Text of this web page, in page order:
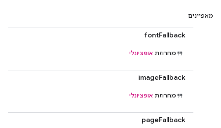
מאפיינים
fontFallback
מחרוזת אופציונלי
imageFallback
מחרוזת אופציונלי
pageFallback